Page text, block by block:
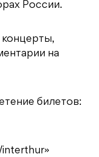
России.
на
билетов: